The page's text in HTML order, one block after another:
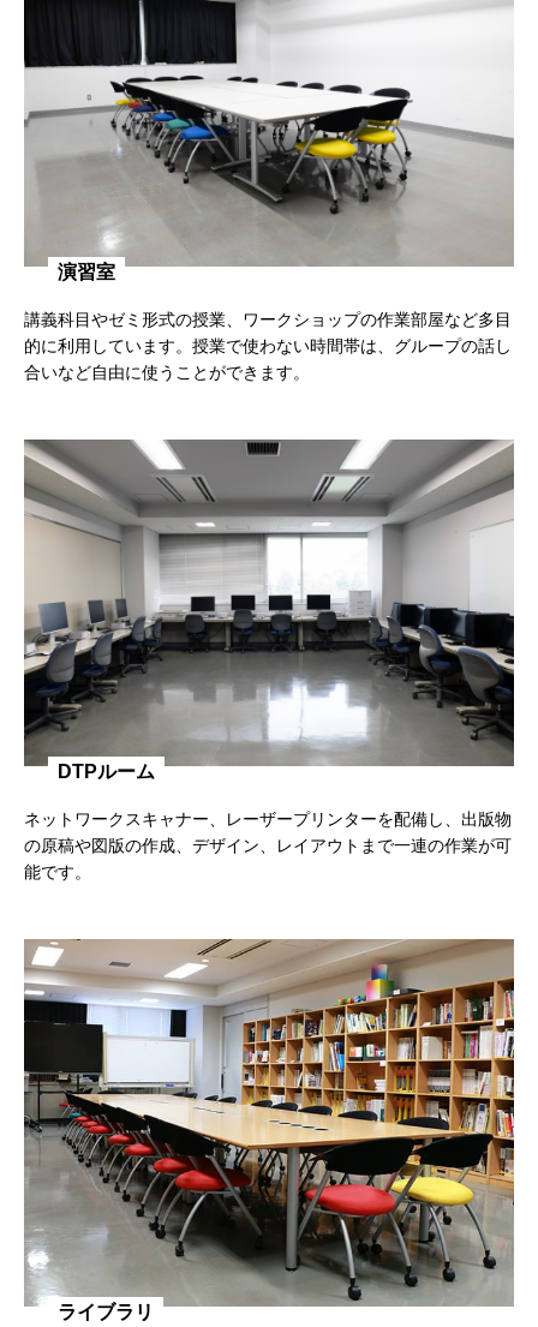
演習室
講義科目やゼミ形式の授業、ワークショップの作業部屋など多目
的に利用しています。授業で使わない時間帯は、グループの話し
合いなど自由に使うことができます。
DTPルーム
ネットワークスキャナー、レーザープリンターを配備し、出版物
の原稿や図版の作成、デザイン、レイアウトまで一連の作業が可
能です。
ライブラリ